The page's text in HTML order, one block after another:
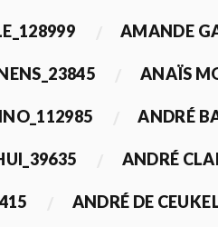
AMANDE
ANAÏS
ANDRÉ
ANDRÉ
ANDRÉ DE